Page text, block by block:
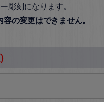
彫刻になります。
の変更はできません。